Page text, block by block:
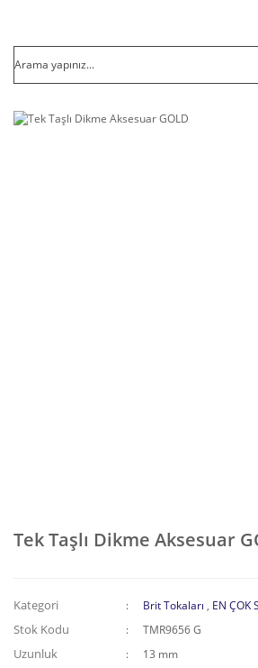
Tek Taşlı Dikme Aksesuar
Kategori Brit Tokaları , EN ÇOK
Stok Kodu TMR9656 G
Uzunluk 13 mm